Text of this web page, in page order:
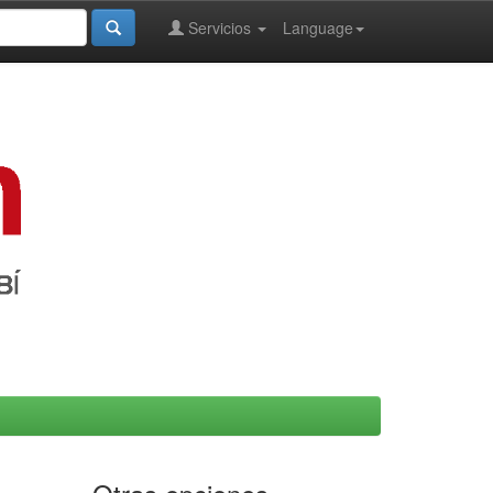
Language
Servicios